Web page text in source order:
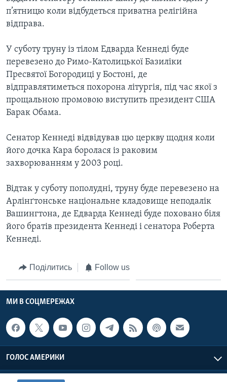
СТУДІЯ ВАШИНГТОН
ВІКНО В АМЕРИКУ
ПОГЛЯД З ВАШИНГТОНА
МИ В СОЦМЕРЕЖАХ
Мови
п’ятницю коли відбудеться приватна релігійна
відправа.
У суботу труну із тілом Едварда Кеннеді буде
перевезено до Римо-Католицької Базиліки
Пресвятої Богородиці у Бостоні, де
відправлятиметься похорона літургія, під час якої з
прощальною промовою виступить президент США
Барак Обама.
Сенатор Кеннеді відвідував цю церкву щодня коли
його дочка Кара боролася із раковим
захворюванням у 2003 році.
Відтак у суботу пополудні, труну буде перевезено на
Арлінґтонське національне кладовище неподалік
Вашингтона, де Едварда Кеннеді буде поховано біля
його братів президента Кеннеді і сенатора Роберта
Кеннеді.
Поділитись Follow us
МИ В СОЦМЕРЕЖАХ
ГОЛОС АМЕРИКИ